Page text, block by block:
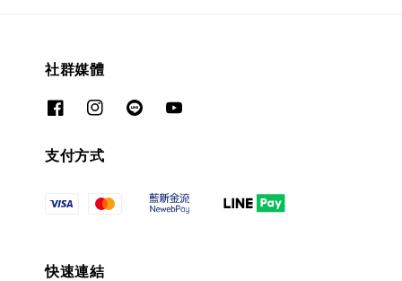
社群媒體
支付方式
快速連結